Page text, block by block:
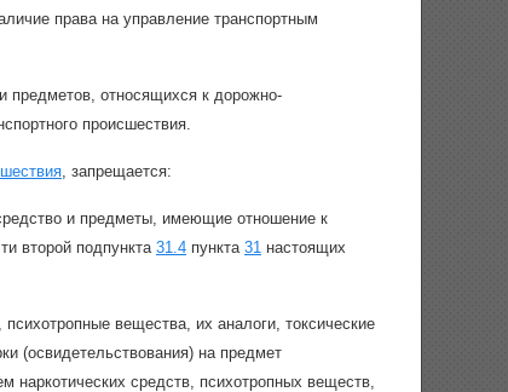
права на управление транспортным
предметов, относящихся к дорожно-
происшествия.
, запрещается:
и предметы, имеющие отношение к
второй подпункта 31.4 пункта 31 настоящих
вещества, их аналоги, токсические
(освидетельствования) на предмет
наркотических средств, психотропных веществ,